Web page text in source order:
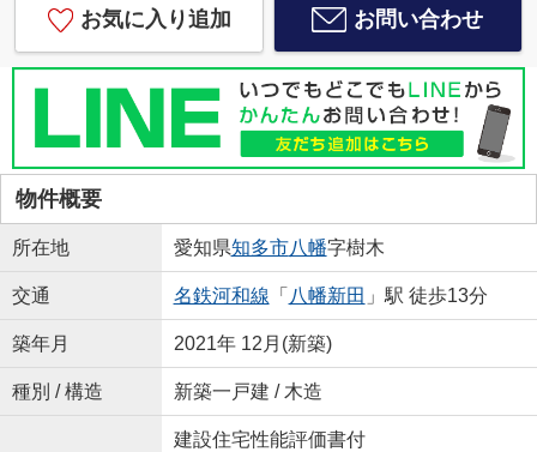
お気に入り追加 お問い合わせ
物件概要
所在地 愛知県知多市八幡字樹木
交通 名鉄河和線 「 八幡新田 」駅 徒歩13分
築年月 2021年 12月(新築)
種別 / 構造 新築一戸建 / 木造
建設住宅性能評価書付